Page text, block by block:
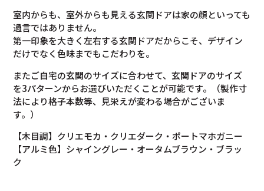
室内からも、室外からも見える玄関ドアは家の顔といっても
過言ではありません。
第一印象を大きく左右する玄関ドアだからこそ、デザイン
だけでなく色味までもこだわりを。
またご自宅の玄関のサイズに合わせて、玄関ドアのサイズ
を3パターンからお選びいただくことが可能です。（製作寸
法により格子本数等、見栄えが変わる場合がございま
す。）
【木目調】クリエモカ・クリエダーク・ポートマホガニー
【アルミ色】シャイングレー・オータムブラウン・ブラッ
ク